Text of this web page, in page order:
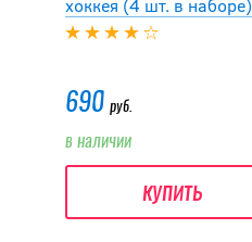
хоккея (4 шт. в наборе)
690 руб.
в наличии
купить